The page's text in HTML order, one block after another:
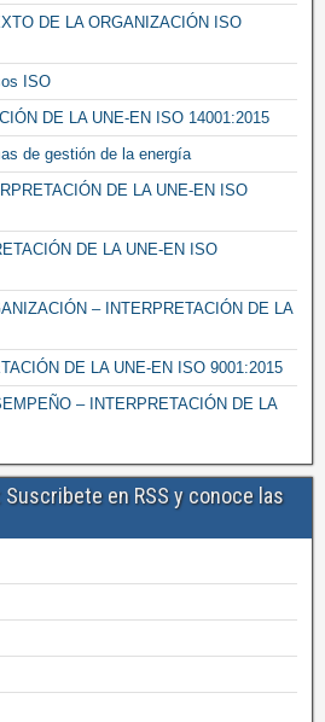
DE LA ORGANIZACIÓN ISO
ISO
DE LA UNE-EN ISO 14001:2015
de gestión de la energía
DE LA UNE-EN ISO
DE LA UNE-EN ISO
– INTERPRETACIÓN DE LA
DE LA UNE-EN ISO 9001:2015
– INTERPRETACIÓN DE LA
Suscribete en RSS y conoce las